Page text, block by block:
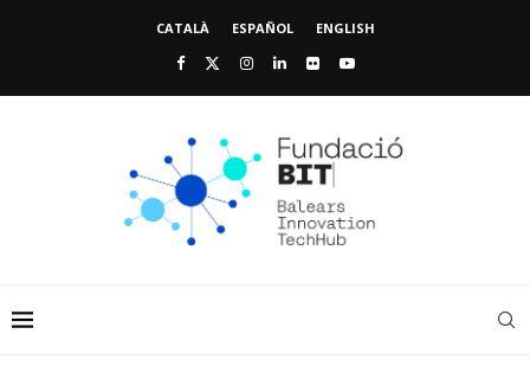
CATALÀ ESPAÑOL ENGLISH